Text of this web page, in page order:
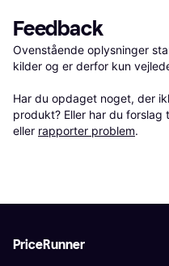
Feedback
Ovenstående oplysninger
kilder og er derfor kun
Har du opdaget noget, der
produkt? Eller har du forslag
eller rapporter problem.
PriceRunner